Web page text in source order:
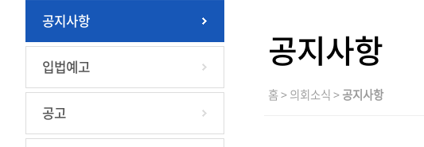
공지사항
입법예고
공고
홈 > 의회소식 >공지사항
공지사항